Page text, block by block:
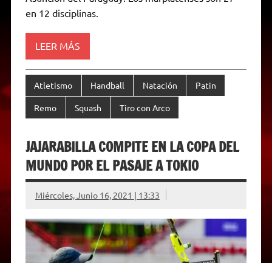
r
e
en 12 disciplinas.
LEER MÁS
Atletismo Handball Natación Patin
Remo Squash Tiro con Arco
JAJARABILLA COMPITE EN LA COPA DEL
MUNDO POR EL PASAJE A TOKIO
Miércoles, Junio 16, 2021 | 13:33